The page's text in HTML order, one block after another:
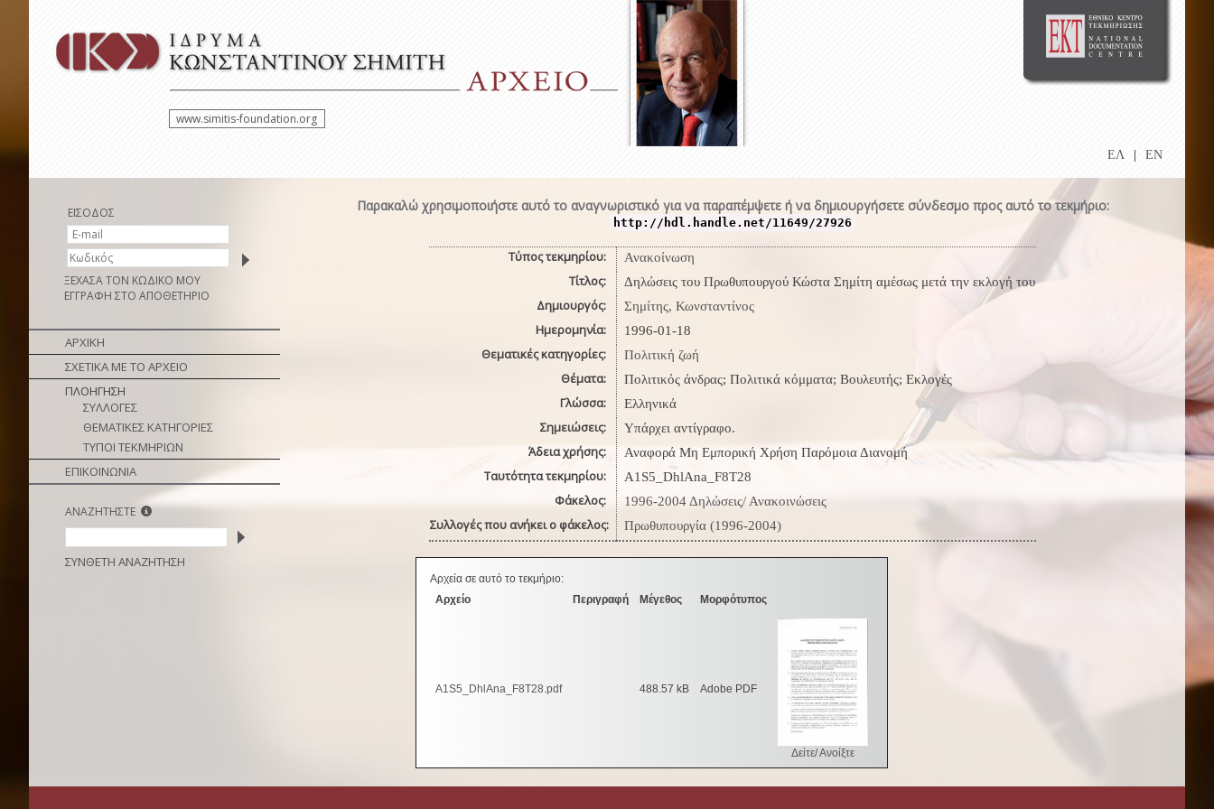
www.simitis-foundation.org
ΕΛ EN
ΕΙΣΟΔΟΣ
ΞΕΧΑΣΑ ΤΟΝ ΚΩΔΙΚΟ ΜΟΥ
ΕΓΓΡΑΦΗ ΣΤΟ ΑΠΟΘΕΤΗΡΙΟ
ΑΡΧΙΚΗ
ΣΧΕΤΙΚΑ ΜΕ ΤΟ ΑΡΧΕΙΟ
ΠΛΟΗΓΗΣΗ
ΣΥΛΛΟΓΕΣ
ΘΕΜΑΤΙΚΕΣ ΚΑΤΗΓΟΡΙΕΣ
ΤΥΠΟΙ ΤΕΚΜΗΡΙΩΝ
ΕΠΙΚΟΙΝΩΝΙΑ
ΑΝΑΖΗΤΗΣΤΕ
ΣΥΝΘΕΤΗ ΑΝΑΖΗΤΗΣΗ
Παρακαλώ χρησιμοποιήστε αυτό το αναγνωριστικό για να παραπέμψετε ή να δημιουργήσετε σύνδεσμο προς αυτό το τεκμήριο:
http://hdl.handle.net/11649/27926
Τύπος τεκμηρίου: Ανακοίνωση
Τίτλος: Δηλώσεις του Πρωθυπουργού Κώστα Σημίτη αμέσως μετά την εκλογή του
Δημιουργός: Σημίτης, Κωνσταντίνος
Ημερομηνία: 1996-01-18
Θεματικές κατηγορίες: Πολιτική ζωή
Θέματα: Πολιτικός άνδρας; Πολιτικά κόμματα; Βουλευτής; Εκλογές
Γλώσσα: Ελληνικά
Σημειώσεις: Υπάρχει αντίγραφο.
Άδεια χρήσης: Αναφορά Μη Εμπορική Χρήση Παρόμοια Διανομή
Ταυτότητα τεκμηρίου: A1S5_DhlAna_F8Τ28
Φάκελος: 1996-2004 Δηλώσεις/ Ανακοινώσεις
Συλλογές που ανήκει ο φάκελος: Πρωθυπουργία (1996-2004)
Αρχεία σε αυτό το τεκμήριο:
Αρχείο
Περιγραφή Μέγεθος Μορφότυπος
A1S5_DhlAna_F8T28.pdf 488.57 kB Adobe PDF
Δείτε/ Ανοίξτε